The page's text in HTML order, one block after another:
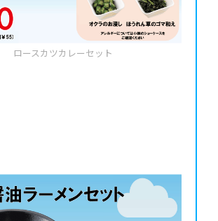
ロースカツカレーセット